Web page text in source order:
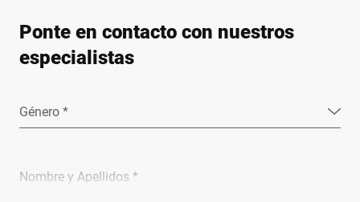
Ponte en contacto con nuestros
especialistas
Género *
Nombre y Apellidos *